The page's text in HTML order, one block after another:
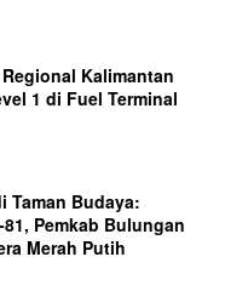
Kalimantan
1 di Fuel Terminal
Taman Budaya:
Pemkab Bulungan
Merah Putih